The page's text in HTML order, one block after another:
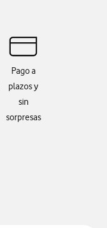
Pago a
plazos y
sin
sorpresas